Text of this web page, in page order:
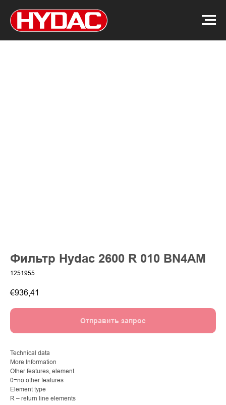
Фильтр Hydac 2600 R 010 BN4AM
1251955
€936,41
Отправить запрос
Technical data
More Information
Other features, element
0=no other features
Element type
R – return line elements